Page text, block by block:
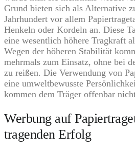
Grund bieten sich als Alternative
Jahrhundert vor allem
Henkeln oder Kordeln an. Diese
eine wesentlich höhere Tragkraft
Wegen der höheren Stabilität
mehrmals zum Einsatz, ohne bei
zu reißen. Die Verwendung von
eine umweltbewusste
kommen dem Träger offenbar
Werbung auf
tragenden Erfolg